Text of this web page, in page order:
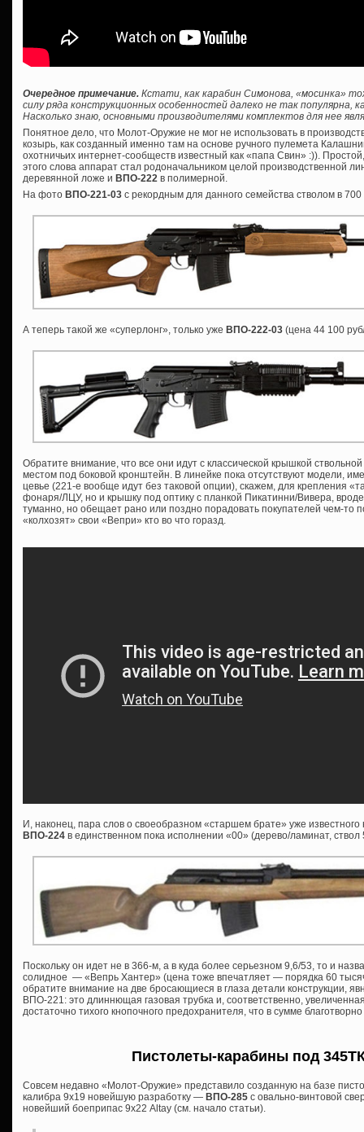
Очередное примечание. Кстати, как карабин Симонова, «мосинка»
силу ряда конструкционных особенностей далеко не так популярна,
Насколько знаю, основными производителями комплектов для нее
Понятное дело, что Молот-Оружие не мог не использовать в
козырь, как созданный именно там на основе ручного пулемета
охотничьих интернет-сообществ известный как «папа Свин» :)).
этого слова аппарат стал родоначальником целой производственной
деревянной ложе и ВПО-222 в полимерной.
На фото ВПО-221-03 с рекордным для данного семейства стволом в
А теперь такой же «суперлонг», только уже ВПО-222-03 (цена 44 100
Обратите внимание, что все они идут с классической крышкой
местом под боковой кронштейн. В линейке пока отсутствуют модели,
цевье (221-е вообще идут без таковой опции), скажем, для крепления
фонаря/ЛЦУ, но и крышку под оптику с планкой Пикатинни/Вивера,
туманно, но обещает рано или поздно порадовать покупателей чем-то
«колхозят» свои «Вепри» кто во что горазд.
И, наконец, пара слов о своеобразном «старшем брате» уже
ВПО-224 в единственном пока исполнении «00» (дерево/ламинат,
Поскольку он идет не в 366-м, а в куда более серьезном 9,6/53, то и
солидное — «Вепрь Хантер» (цена тоже впечатляет — порядка 60
обратите внимание на две бросающиеся в глаза детали конструкции,
ВПО-221: это длиннющая газовая трубка и, соответственно,
достаточно тихого кнопочного предохранителя, что в сумме
Пистолеты-карабины под
Совсем недавно «Молот-Оружие» представило созданную на базе
калибра 9х19 новейшую разработку — ВПО-285 с овально-винтовой
новейший боеприпас 9х22 Altay (см. начало статьи).